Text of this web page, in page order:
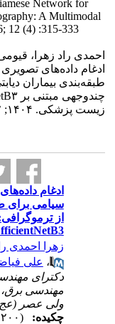
Network for
A Multimodal
12 (4) :315-333
احمدی راد زهرا،
ادغام داده‌های
طبقه‌بندی بیماران
زیست پزشکی. ۱۴۰۴; ۱۲ (۴) :۳۱۵-۳۳۳
ادغام
سیامی برای
از
EfficientNetB3
زهرا احمدی راد
،علی
دکترای
مهندسی برق،
ولی عصر (عج)
چکیده: